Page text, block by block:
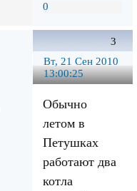
0
3
Вт, 21 Сен 2010
13:00:25
Обычно
летом в
Петушках
работают два
котла